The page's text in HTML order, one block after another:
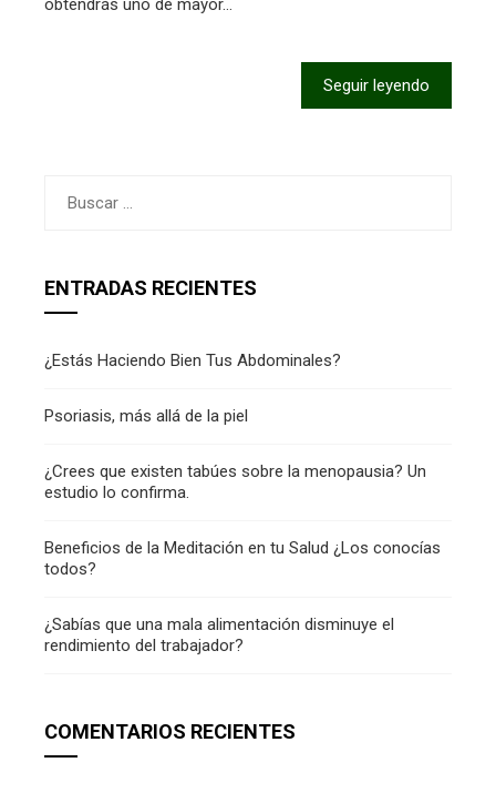
obtendrás uno de mayor…
Seguir leyendo
ENTRADAS RECIENTES
¿Estás Haciendo Bien Tus Abdominales?
Psoriasis, más allá de la piel
¿Crees que existen tabúes sobre la menopausia? Un
estudio lo confirma.
Beneficios de la Meditación en tu Salud ¿Los conocías
todos?
¿Sabías que una mala alimentación disminuye el
rendimiento del trabajador?
COMENTARIOS RECIENTES